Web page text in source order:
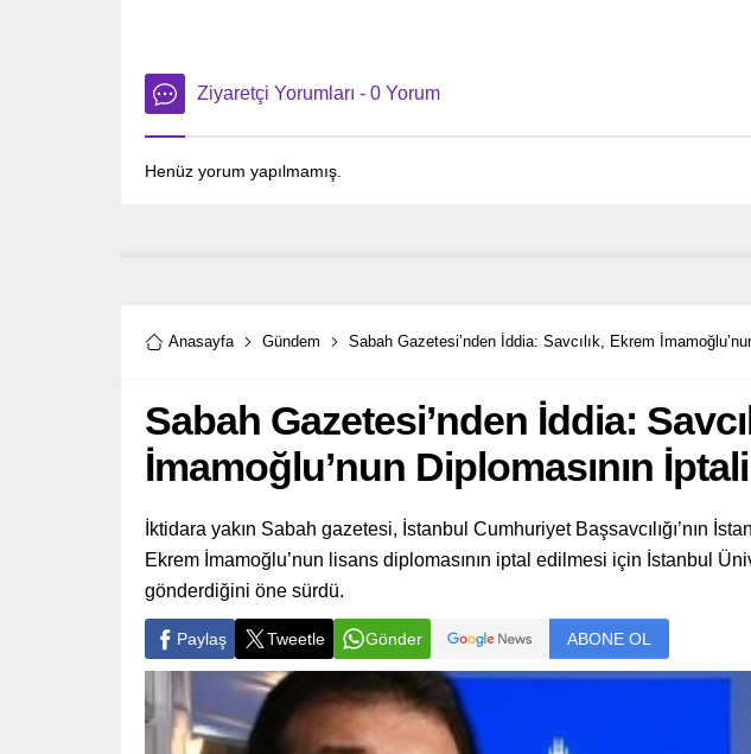
Ziyaretçi Yorumları - 0 Yorum
Henüz yorum yapılmamış.
Anasayfa Gündem Sabah Gazetesi’nden İddia: Savcılık, Ekrem
Sabah Gazetesi’nden İddia:
İmamoğlu’nun Diplomasının
İktidara yakın Sabah gazetesi, İstanbul Cumhuriyet Başsavcılığı’nın
Ekrem İmamoğlu’nun lisans diplomasının iptal edilmesi için İstanbul
gönderdiğini öne sürdü.
Paylaş Tweetle Gönder ABONE OL